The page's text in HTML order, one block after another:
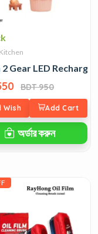
Gear LED
BDT 950
Wish Add Cart
অর্ডার করুন